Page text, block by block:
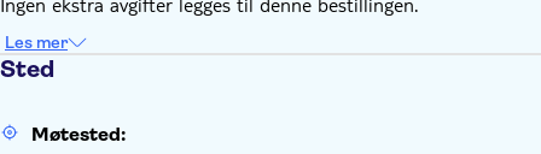
Les mer
Sted
Møtested: